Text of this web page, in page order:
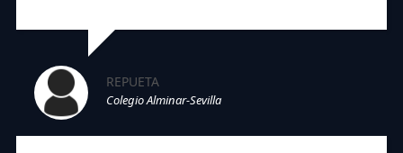
REPUETA
Colegio Alminar-Sevilla